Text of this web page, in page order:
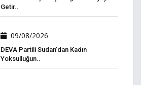
Getir..
09/08/2026
DEVA Partili Sudan’dan Kadın
Yoksulluğun..